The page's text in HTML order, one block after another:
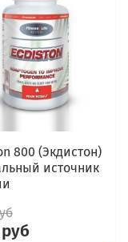
800 (Экдистон)
источник